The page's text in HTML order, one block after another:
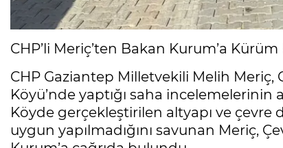
CHP’li Meriç’ten Bakan Kurum’a Kürüm
CHP Gaziantep Milletvekili Melih Meriç,
Köyü’nde yaptığı saha
Köyde gerçekleştirilen altyapı ve çevre
uygun yapılmadığını savunan Meriç,